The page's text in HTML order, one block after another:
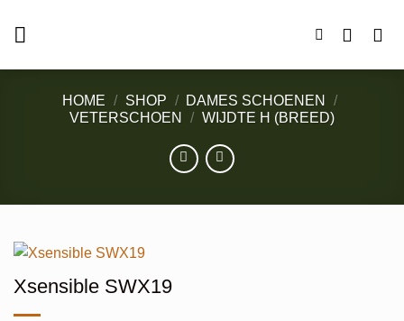
naar
HOME / SHOP / DAMES SCHOENEN
/
VETERSCHOEN
/ WIJDTE H (BREED)
Xsensible SWX19